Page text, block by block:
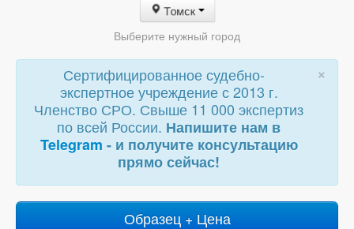
Томск
Выберите нужный город
×
Сертифицированное судебно-
экспертное учреждение с 2013 г.
Членство СРО. Свыше 11 000 экспертиз
по всей России. Напишите нам в
Telegram - и получите консультацию
прямо сейчас!
Образец + Цена